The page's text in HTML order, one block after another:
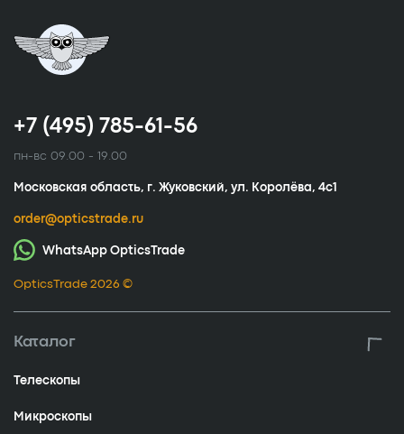
+7 (495) 785-61-56
пн-вс 09.00 - 19.00
Московская область, г. Жуковский, ул. Королёва, 4с1
order@opticstrade.ru
WhatsApp OpticsTrade
OpticsTrade 2026 ©
Каталог
Телескопы
Микроскопы